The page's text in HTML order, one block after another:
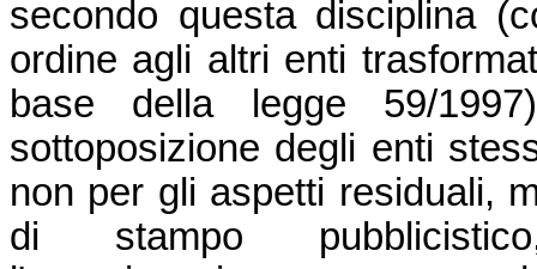
secondo questa disciplina
ordine agli altri enti
base della legge 59/
sottoposizione degli enti
non per gli aspetti residuali,
di stampo